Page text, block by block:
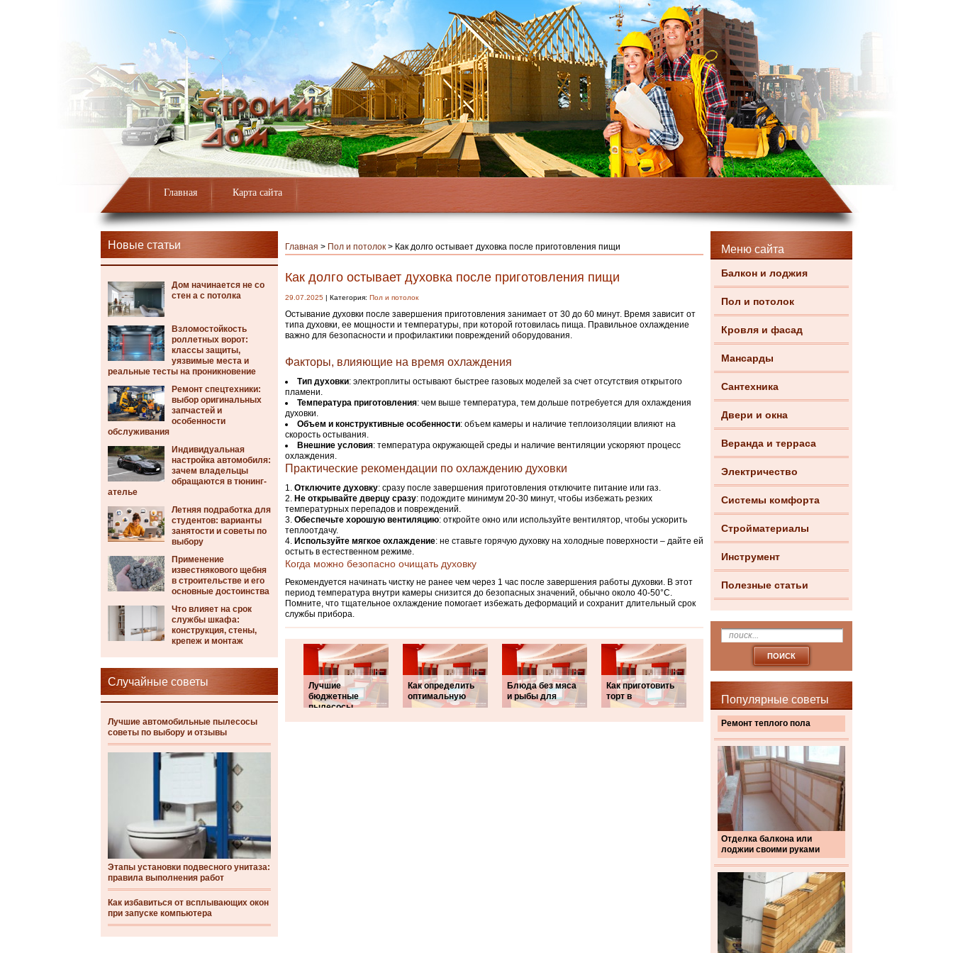
Главная Карта сайта
Новые статьи
Дом начинается не со
стен а с потолка
Взломостойкость
роллетных ворот:
классы защиты,
уязвимые места и
реальные тесты на проникновение
Ремонт спецтехники:
выбор оригинальных
запчастей и
особенности
обслуживания
Индивидуальная
настройка автомобиля:
зачем владельцы
обращаются в тюнинг-
ателье
Летняя подработка для
студентов: варианты
занятости и советы по
выбору
Применение
известнякового щебня
в строительстве и его
основные достоинства
Что влияет на срок
службы шкафа:
конструкция, стены,
крепеж и монтаж
Случайные советы
Лучшие автомобильные пылесосы
советы по выбору и отзывы
Этапы установки подвесного унитаза:
правила выполнения работ
Как избавиться от всплывающих окон
при запуске компьютера
Меню сайта
Балкон и лоджия
Пол и потолок
Кровля и фасад
Мансарды
Сантехника
Двери и окна
Веранда и терраса
Электричество
Системы комфорта
Стройматериалы
Инструмент
Полезные статьи
Популярные советы
Ремонт теплого пола
Отделка балкона или
лоджии своими руками
Главная > Пол и потолок > Как долго остывает духовка после приготовления пищи
Как долго остывает духовка после приготовления пищи
29.07.2025 | Категория: Пол и потолок
Остывание духовки после завершения приготовления занимает от 30 до 60 минут. Время зависит от
типа духовки, ее мощности и температуры, при которой готовилась пища. Правильное охлаждение
важно для безопасности и профилактики повреждений оборудования.
Факторы, влияющие на время охлаждения
Тип духовки: электроплиты остывают быстрее газовых моделей за счет отсутствия открытого
пламени.
Температура приготовления: чем выше температура, тем дольше потребуется для охлаждения
духовки.
Объем и конструктивные особенности: объем камеры и наличие теплоизоляции влияют на
скорость остывания.
Внешние условия: температура окружающей среды и наличие вентиляции ускоряют процесс
охлаждения.
Практические рекомендации по охлаждению духовки
Отключите духовку: сразу после завершения приготовления отключите питание или газ.
Не открывайте дверцу сразу: подождите минимум 20-30 минут, чтобы избежать резких
температурных перепадов и повреждений.
Обеспечьте хорошую вентиляцию: откройте окно или используйте вентилятор, чтобы ускорить
теплоотдачу.
Используйте мягкое охлаждение: не ставьте горячую духовку на холодные поверхности – дайте ей
остыть в естественном режиме.
Когда можно безопасно очищать духовку
Рекомендуется начинать чистку не ранее чем через 1 час после завершения работы духовки. В этот
период температура внутри камеры снизится до безопасных значений, обычно около 40-50°C.
Помните, что тщательное охлаждение помогает избежать деформаций и сохранит длительный срок
службы прибора.
Лучшие
бюджетные
пылесосы
Как определить
оптимальную
Блюда без мяса
и рыбы для
Как приготовить
торт в